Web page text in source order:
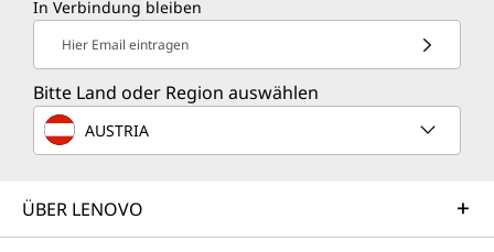
In Verbindung bleiben
Hier Email eintragen
Bitte Land oder Region auswählen
AUSTRIA
ÜBER LENOVO